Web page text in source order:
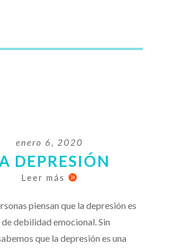
enero 6, 2020
DEPRESIÓN
Leer más 
piensan que la depresión es
debilidad emocional. Sin
que la depresión es una